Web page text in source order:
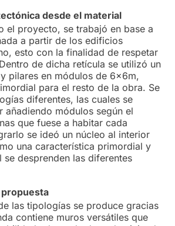
desde el material
el proyecto, se trabajó en base a
a partir de los edificios
esto con la finalidad de respetar
de dicha retícula se utilizó un
pilares en módulos de 6x6m,
para el resto de la obra. Se
diferentes, las cuales se
añadiendo módulos según el
que fuese a habitar cada
se ideó un núcleo al interior
una característica primordial y
se desprenden las diferentes
las tipologías se produce gracias
contiene muros versátiles que